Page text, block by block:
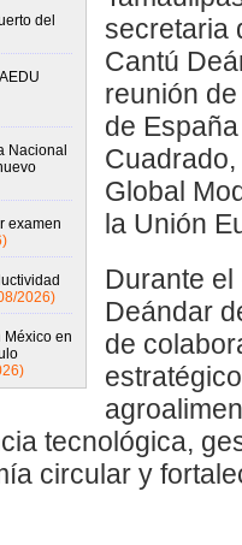
del
Nacional
examen
2026)
México en
secretaria
Cantú
reunión
de
Global
la Unión
Durante
Deándar
de
tecnológica,
circular y